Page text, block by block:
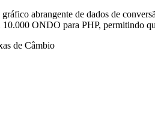
abrangente de dados de
ONDO para PHP, permitindo
de Câmbio